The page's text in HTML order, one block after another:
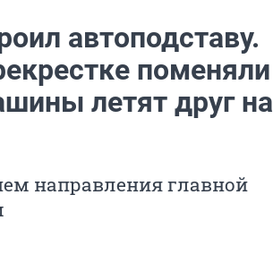
автоподставу.
поменяли
летят друг на
направления главной